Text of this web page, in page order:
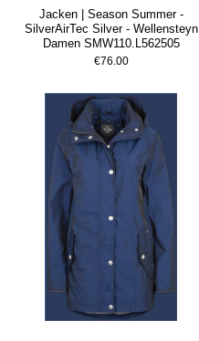
Jacken | Season Summer -
SilverAirTec Silver - Wellensteyn
Damen SMW110.L562505
€76.00